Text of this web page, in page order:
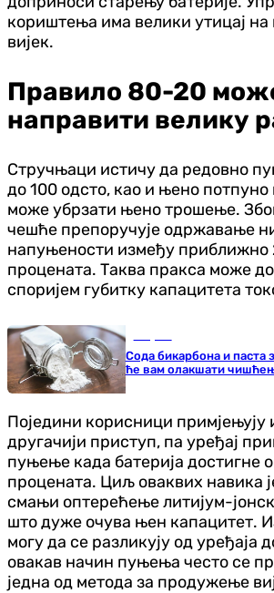
кориштења има велики утицај
вијек.
Правило 80-20
направити велику
Стручњаци истичу да редовно
до 100 одсто, као и њено
може убрзати њено трошење.
чешће препоручује одржавање
напуњености између приближно
процената. Таква пракса може
споријем губитку капацитета
Сода бикарбона и паста
ће вам олакшати
Поједини корисници примјењују
другачији приступ, па уређај
пуњење када батерија достигне
процената. Циљ оваквих навика
смањи оптерећење литијум-
што дуже очува њен капацитет.
могу да се разликују од уређаја
овакав начин пуњења често се
једна од метода за продужење